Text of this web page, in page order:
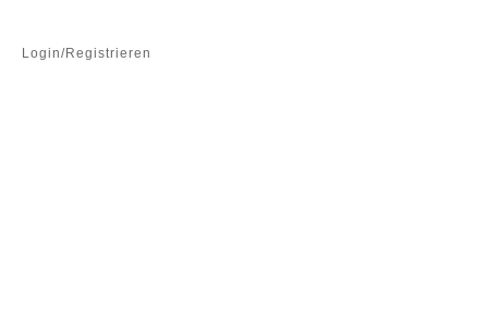
Login/Registrieren